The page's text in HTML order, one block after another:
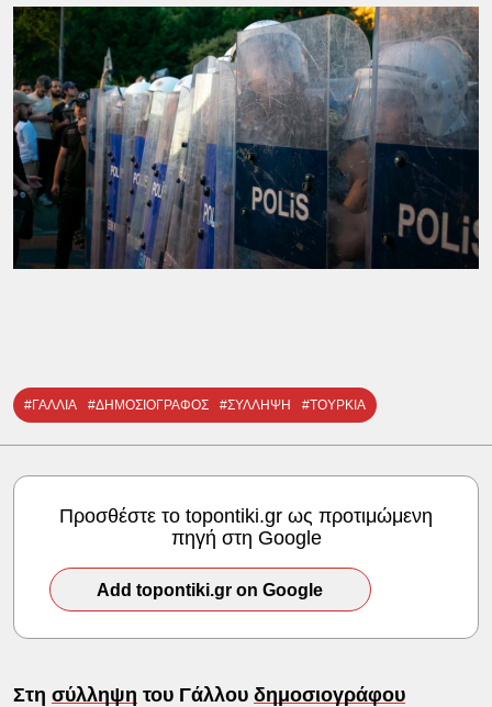
#ΓΑΛΛΙΑ #ΔΗΜΟΣΙΟΓΡΑΦΟΣ #ΣΥΛΛΗΨΗ #ΤΟΥΡΚΙΑ
Προσθέστε το topontiki.gr ως προτιμώμενη
πηγή στη Google
Add topontiki.gr on Google
Στη σύλληψη του Γάλλου δημοσιογράφου